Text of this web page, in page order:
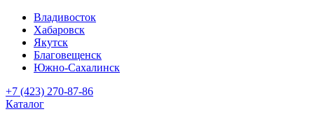
Владивосток
Хабаровск
Якутск
Благовещенск
Южно-Сахалинск
+7 (423) 270-87-86
Каталог